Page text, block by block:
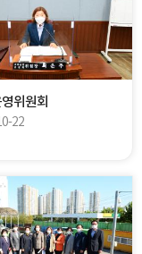
위원회
22